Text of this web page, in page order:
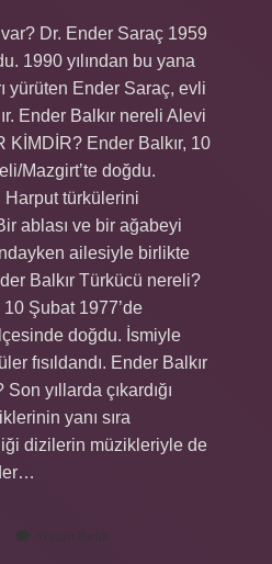
Dr. Ender Saraç 1959
1990 yılından bu yana
yürüten Ender Saraç, evli
Ender Balkır nereli Alevi
KİMDİR? Ender Balkır, 10
Mazgirt’te doğdu.
Harput türkülerini
ablası ve bir ağabeyi
ailesiyle birlikte
Balkır Türkücü nereli?
Şubat 1977’de
doğdu. İsmiyle
fısıldandı. Ender Balkır
yıllarda çıkardığı
yanı sıra
dizilerin müzikleriyle de
Yorum Bırak